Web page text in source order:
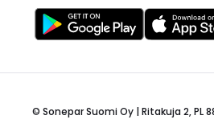
© Sonepar Suomi Oy | Ritakuja 2, PL